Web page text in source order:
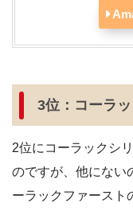
3位：コーラッ
2位にコーラックシ
のですが、他にない
ーラックファースト